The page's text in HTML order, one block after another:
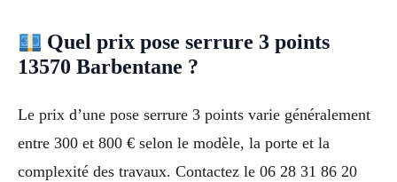
Quel prix pose serrure 3 points
13570 Barbentane ?
Le prix d’une pose serrure 3 points varie généralement
entre 300 et 800 € selon le modèle, la porte et la
complexité des travaux. Contactez le 06 28 31 86 20